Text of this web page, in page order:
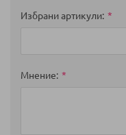
Избрани артикули
Мнение